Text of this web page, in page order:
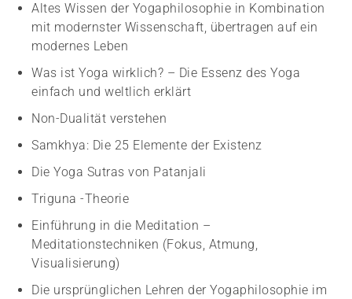
Altes Wissen der Yogaphilosophie in Kombination
mit modernster Wissenschaft, übertragen auf ein
modernes Leben
Was ist Yoga wirklich? – Die Essenz des Yoga
einfach und weltlich erklärt
Non-Dualität verstehen
Samkhya: Die 25 Elemente der Existenz
Die Yoga Sutras von Patanjali
Triguna -Theorie
Einführung in die Meditation –
Meditationstechniken (Fokus, Atmung,
Visualisierung)
Die ursprünglichen Lehren der Yogaphilosophie im